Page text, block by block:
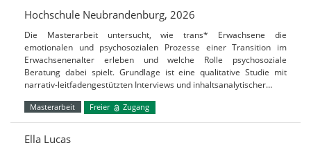
Hochschule Neubrandenburg, 2026
Die Masterarbeit untersucht, wie trans* Erwachsene die
emotionalen und psychosozialen Prozesse einer Transition im
Erwachsenenalter erleben und welche Rolle psychosoziale
Beratung dabei spielt. Grundlage ist eine qualitative Studie mit
narrativ-leitfadengestützten Interviews und inhaltsanalytischer…
Masterarbeit Freier Zugang
Ella Lucas